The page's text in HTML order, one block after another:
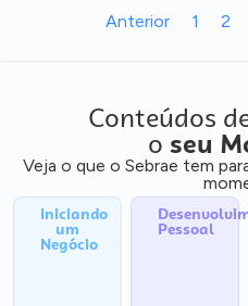
Anterior 1 2
Conteúdos
o seu
Veja o que o Sebrae tem
Iniciando
um
Negócio
Pessoal